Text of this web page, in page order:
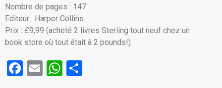
Nombre de pages : 147
Editeur : Harper Collins
Prix : £9,99 (acheté 2 livres Sterling tout neuf chez un
book store où tout était à 2 pounds!)
F
E
W